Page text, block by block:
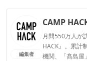
編集者
CAMP
月間550万人が
HACK』。累計
機関、「髙島屋